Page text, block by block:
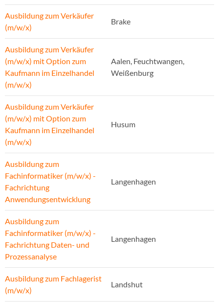
Ausbildung zum Verkäufer
(m/w/x)
Brake
Ausbildung zum Verkäufer
(m/w/x) mit Option zum
Kaufmann im Einzelhandel
(m/w/x)
Aalen, Feuchtwangen,
Weißenburg
Ausbildung zum Verkäufer
(m/w/x) mit Option zum
Kaufmann im Einzelhandel
(m/w/x)
Husum
Ausbildung zum
Fachinformatiker (m/w/x) -
Fachrichtung
Anwendungsentwicklung
Langenhagen
Ausbildung zum
Fachinformatiker (m/w/x) -
Fachrichtung Daten- und
Prozessanalyse
Langenhagen
Ausbildung zum Fachlagerist
(m/w/x)
Landshut